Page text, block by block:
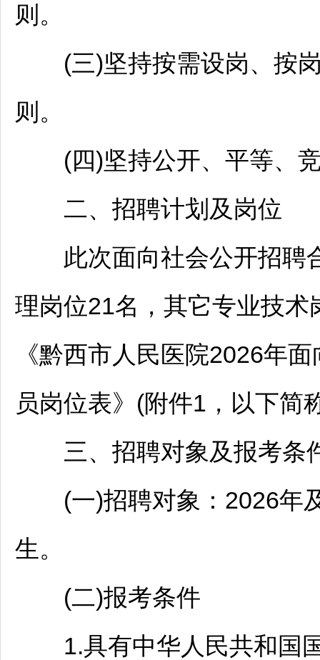
则。
(三)坚持按需设岗、按
则。
(四)坚持公开、平等、竞
二、 招聘计划及岗位
此次面向社会公开招聘
理岗位21名，其它专业技术
《黔西市人民医院2026年
员岗位表》(附件1，以下简
三、 招聘对象及报考条
(一)招聘对象：2026年
生。
(二)报考条件
1.具有中华人民共和国国